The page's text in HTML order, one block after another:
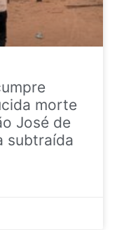
morte
José de
subtraída